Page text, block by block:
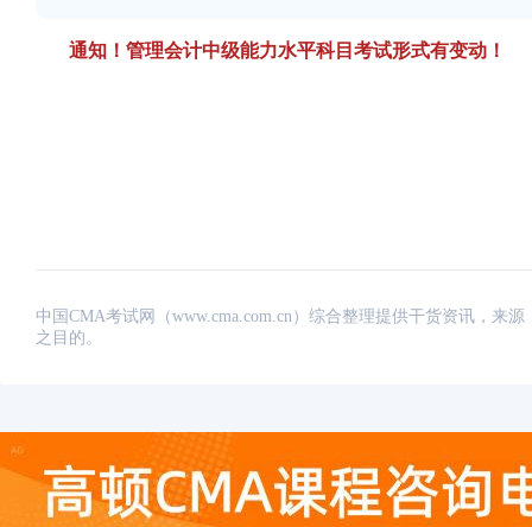
通知！管理会计中级能力水平科目考试形式有变动！
中国CMA考试网（www.cma.com.cn）综合整理提供干货资讯，来
之目的。